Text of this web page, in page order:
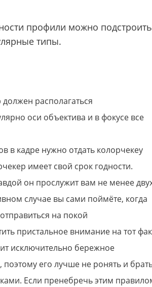
профили можно подстроить
типы.
располагаться
оси объектива и в фокусе все
в кадре нужно отдать колорчекеу
имеет свой срок годности.
он прослужит вам не менее
случае вы сами поймёте, когда
на покой
пристальное внимание на тот
исключительно бережное
его лучше не ронять и
Если пренебречь этим